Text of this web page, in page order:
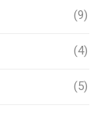
(9)
(4)
(5)